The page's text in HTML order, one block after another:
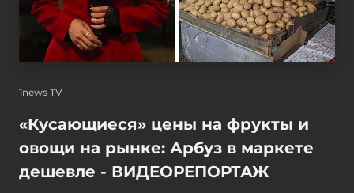
1news TV
«Кусающиеся» цены на фрукты и
овощи на рынке: Арбуз в маркете
дешевле - ВИДЕОРЕПОРТАЖ